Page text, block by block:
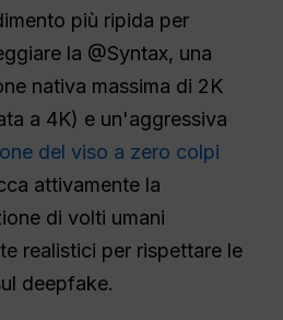
più ripida per
la @Syntax, una
nativa massima di 2K
a 4K) e un'aggressiva
del viso a zero colpi
attivamente la
di volti umani
realistici per rispettare le
deepfake.